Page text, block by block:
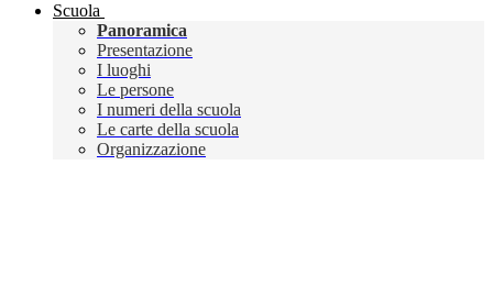
Scuola
Panoramica
Presentazione
I luoghi
Le persone
I numeri della scuola
Le carte della scuola
Organizzazione